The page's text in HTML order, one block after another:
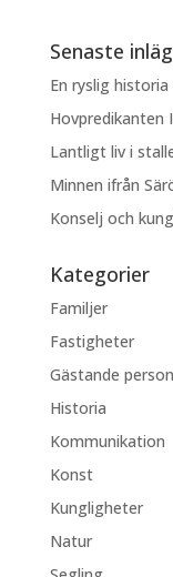
Senaste
En ryslig
Hovpredikanten
Lantligt liv i
Minnen ifrån
Konselj och
Kategorier
Familjer
Fastigheter
Gästande
Historia
Kommunikation
Konst
Kungligheter
Natur